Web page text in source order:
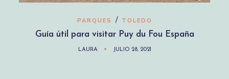
PARQUES / TOLEDO
Guía útil para visitar Puy du Fou España
LAURA JULIO 28, 2021